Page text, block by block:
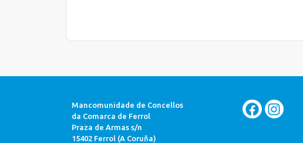
Mancomunidade de Concellos
da Comarca de Ferrol
Praza de Armas s/n
15402 Ferrol (A Coruña)